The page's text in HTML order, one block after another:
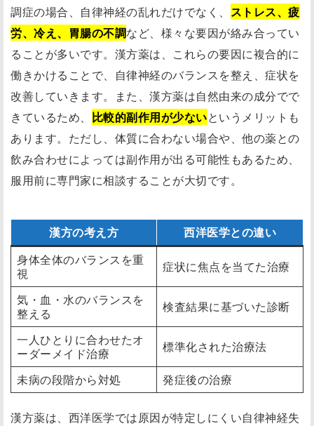
調症の場合、自律神経の乱れだけでなく、 ストレス、疲
労、冷え、胃腸の不調など、様々な要因が絡み合ってい
ることが多いです。漢方薬は、これらの要因に複合的に
働きかけることで、自律神経のバランスを整え、症状を
改善していきます。また、漢方薬は自然由来の成分でで
きているため、 比較的副作用が少ないというメリットも
あります。ただし、体質に合わない場合や、他の薬との
飲み合わせによっては副作用が出る可能性もあるため、
服用前に専門家に相談することが大切です。
漢方の考え方
西洋医学との違い
身体全体のバランスを重
視
症状に焦点を当てた治療
気・血・水のバランスを
整える
検査結果に基づいた診断
一人ひとりに合わせたオ
ーダーメイド治療
標準化された治療法
未病の段階から対処 発症後の治療
漢方薬は、西洋医学では原因が特定しにくい自律神経失